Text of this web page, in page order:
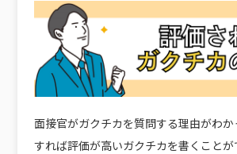
面接官がガクチカを質問する理由がわか
すれば評価が高いガクチカを書くこと